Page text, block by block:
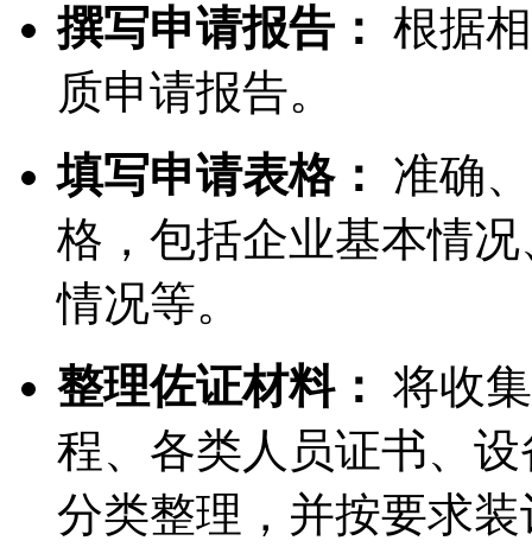
撰写申请报告： 根据
质申请报告。
填写申请表格：
准确
格，包括企业基本情
情况等。
整理佐证材料： 将收
程、各类人员证书、
分类整理，并按要求